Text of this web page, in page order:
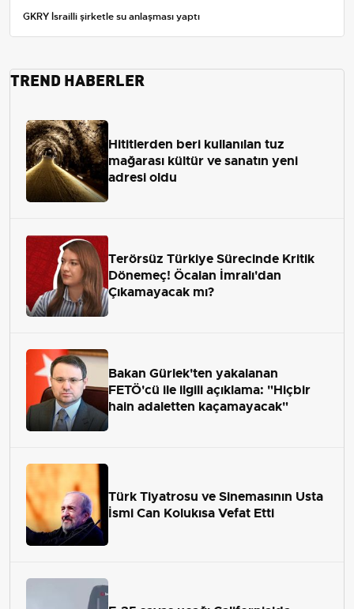
GKRY İsrailli şirketle su anlaşması yaptı
TREND HABERLER
Hititlerden beri kullanılan tuz
mağarası kültür ve sanatın yeni
adresi oldu
Terörsüz Türkiye Sürecinde Kritik
Dönemeç! Öcalan İmralı'dan
Çıkamayacak mı?
Bakan Gürlek'ten yakalanan
FETÖ'cü ile ilgili açıklama: "Hiçbir
hain adaletten kaçamayacak"
Türk Tiyatrosu ve Sinemasının Usta
İsmi Can Kolukısa Vefat Etti